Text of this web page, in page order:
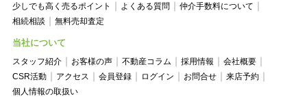
少しでも高く売るポイント
よくある質問
仲介手数料について
相続相談
無料売却査定
当社について
スタッフ紹介 お客様の声 不動産コラム 採用情報
会社概要
CSR活動
アクセス 会員登録 ログイン お問合せ
来店予約
個人情報の取扱い